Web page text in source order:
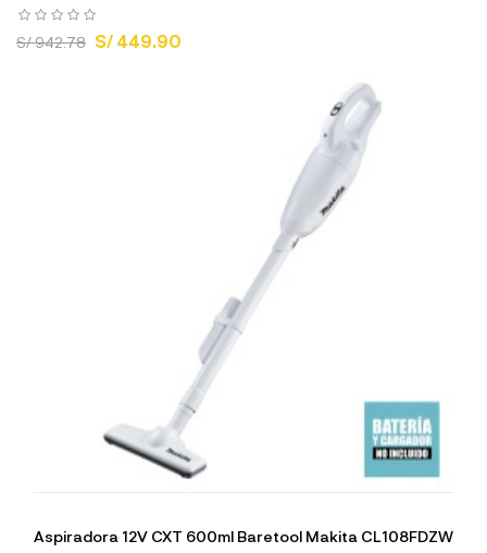
S/ 942.78 S/ 449.90
Aspiradora 12V CXT 600ml Baretool Makita CL108FDZW